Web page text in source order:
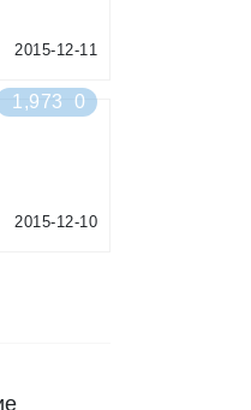
2015-12-11
1,973 0
2015-12-10